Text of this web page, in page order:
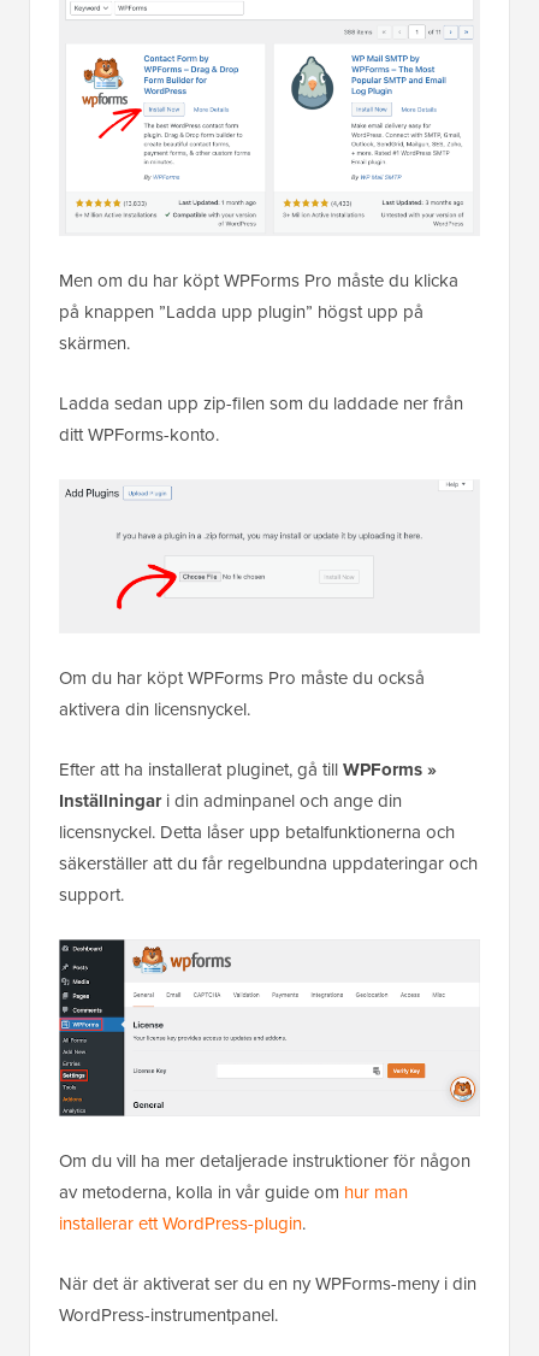
Men om du har köpt WPForms Pro måste du klicka
på knappen ”Ladda upp plugin” högst upp på
skärmen.
Ladda sedan upp zip-filen som du laddade ner från
ditt WPForms-konto.
Om du har köpt WPForms Pro måste du också
aktivera din licensnyckel.
Efter att ha installerat pluginet, gå tillWPForms »
Inställningari din adminpanel och ange din
licensnyckel. Detta låser upp betalfunktionerna och
säkerställer att du får regelbundna uppdateringar och
support.
Om du vill ha mer detaljerade instruktioner för någon
av metoderna, kolla in vår guide om hur man
installerar ett WordPress-plugin.
När det är aktiverat ser du en ny WPForms-meny i din
WordPress-instrumentpanel.